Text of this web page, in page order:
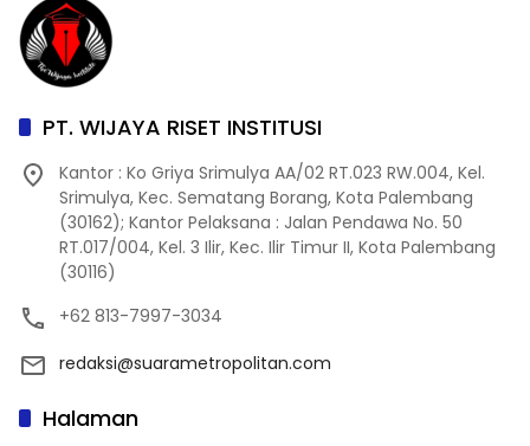
PT. WIJAYA RISET INSTITUSI
Kantor : Ko Griya Srimulya AA/02 RT.023 RW.004, Kel.
Srimulya, Kec. Sematang Borang, Kota Palembang
(30162); Kantor Pelaksana : Jalan Pendawa No. 50
RT.017/004, Kel. 3 Ilir, Kec. Ilir Timur II, Kota Palembang
(30116)
+62 813-7997-3034
redaksi@suarametropolitan.com
Halaman